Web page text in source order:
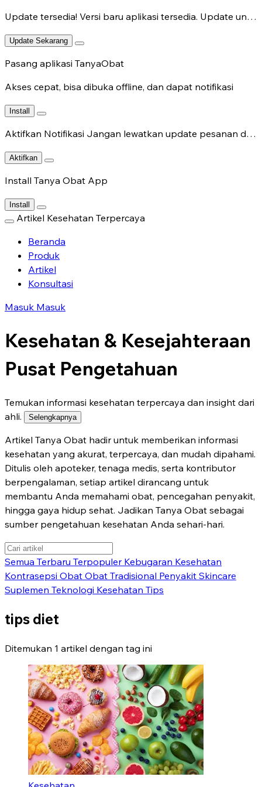
Update tersedia! Versi baru aplikasi tersedia. Update untuk fitur terbaru.
Update Sekarang
Pasang aplikasi TanyaObat
Akses cepat, bisa dibuka offline, dan dapat notifikasi
Install
Aktifkan Notifikasi Jangan lewatkan update pesanan dan chat dokter.
Aktifkan
Install Tanya Obat App
Install
Artikel Kesehatan Terpercaya
Beranda
Produk
Artikel
Konsultasi
Masuk Masuk
Kesehatan & Kesejahteraan
Pusat Pengetahuan
Temukan informasi kesehatan terpercaya dan insight dari
ahli.
Selengkapnya
Artikel Tanya Obat hadir untuk memberikan informasi
kesehatan yang akurat, terpercaya, dan mudah dipahami.
Ditulis oleh apoteker, tenaga medis, serta kontributor
berpengalaman, setiap artikel dirancang untuk
membantu Anda memahami obat, pencegahan penyakit,
hingga gaya hidup sehat. Jadikan Tanya Obat sebagai
sumber pengetahuan kesehatan Anda sehari-hari.
Semua Terbaru Terpopuler Kebugaran Kesehatan
Kontrasepsi Obat Obat Tradisional Penyakit Skincare
Suplemen Teknologi Kesehatan Tips
tips diet
Ditemukan 1 artikel dengan tag ini